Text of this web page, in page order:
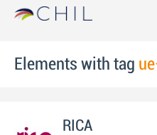
Elements with tag
RICA